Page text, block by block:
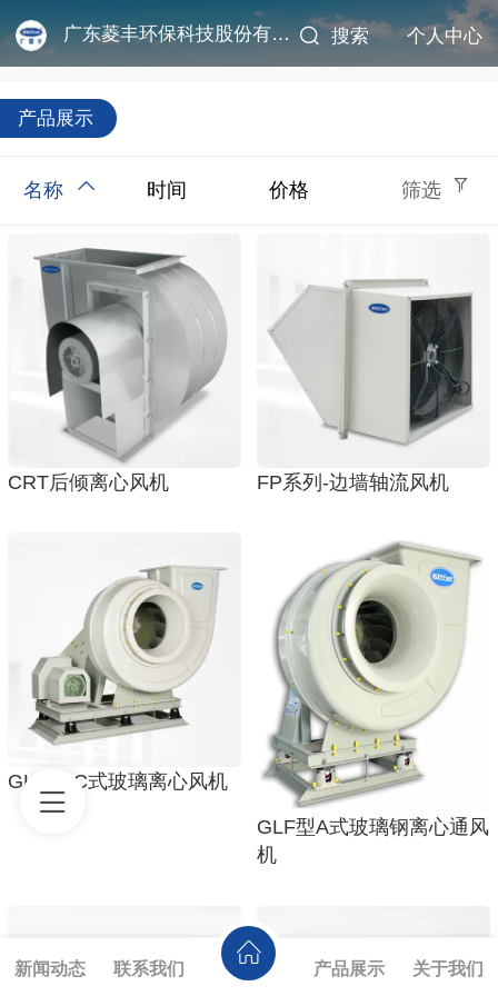
广东菱丰环保科技股份有限公司 搜索 个人中心
产品展示
名称 时间 价格 筛选
CRT后倾离心风机 FP系列-边墙轴流风机
GLF型-C式玻璃离心风机
GLF型A式玻璃钢离心通风
机
新闻动态 联系我们 产品展示 关于我们